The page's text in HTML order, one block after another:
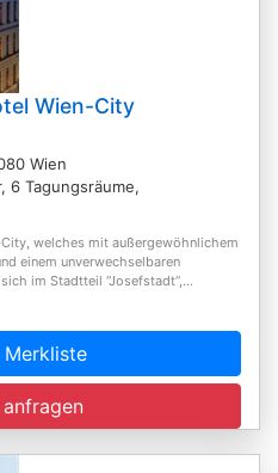
Wien-City
Wien
6 Tagungsräume,
welches mit außergewöhnlichem
einem unverwechselbaren
im Stadtteil “Josefstadt“,...